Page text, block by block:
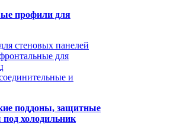
профили для
стеновых панелей
для
и
поддоны, защитные
холодильник